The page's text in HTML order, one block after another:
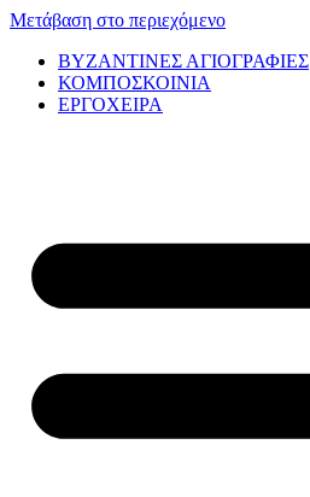
Μετάβαση στο περιεχόμενο
ΒΥΖΑΝΤΙΝΕΣ ΑΓΙΟΓΡΑΦΙΕΣ
ΚΟΜΠΟΣΚΟΙΝΙΑ
ΕΡΓΟΧΕΙΡΑ